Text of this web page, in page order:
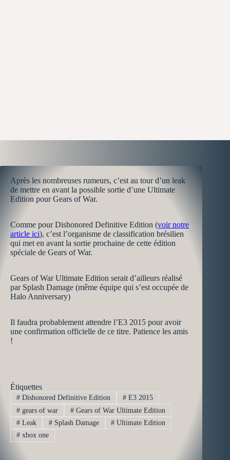
Après les nombreuses rumeurs, c’est au tour d’un leak
de mettre en avant la possible sortie d’une Ultimate
Edition pour Gears of War.
Comme pour Dishonored Definitive Edition (voir notre
article ici), c’est l’organisme de classification brésilien
qui met en avant la sortie prochaine de cette édition
spéciale de Gears of War.
Gears of War Ultimate Edition serait d’ailleurs réalisé
par Splash Damage (même équipe qui s’est occupée de
Halo Anniversary)
Il faudra probablement attendre l’E3 2015 pour avoir
une confirmation officielle de ce titre. Patience les amis
!
Étiquettes
#Dishonored Definitive Edition #E3 2015
#gears of war #Gears of War Ultimate Edition
#Leak #Splash Damage # Ultimate Edition
#xbox one